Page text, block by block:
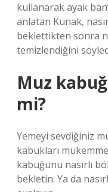
kullanarak ayak
anlatan Kunak,
beklettikten sonra
temizlendiğini
Muz
mi?
Yemeyi sevdiğiniz
kabukları
kabuğunu nasırlı
bekletin. Ya da